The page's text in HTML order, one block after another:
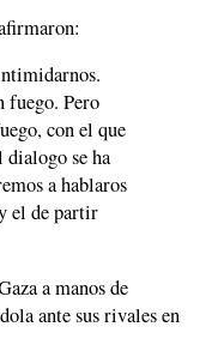
fuego. Pero
con el que
dialogo se ha
a hablaros
el de partir
a manos de
ante sus rivales en